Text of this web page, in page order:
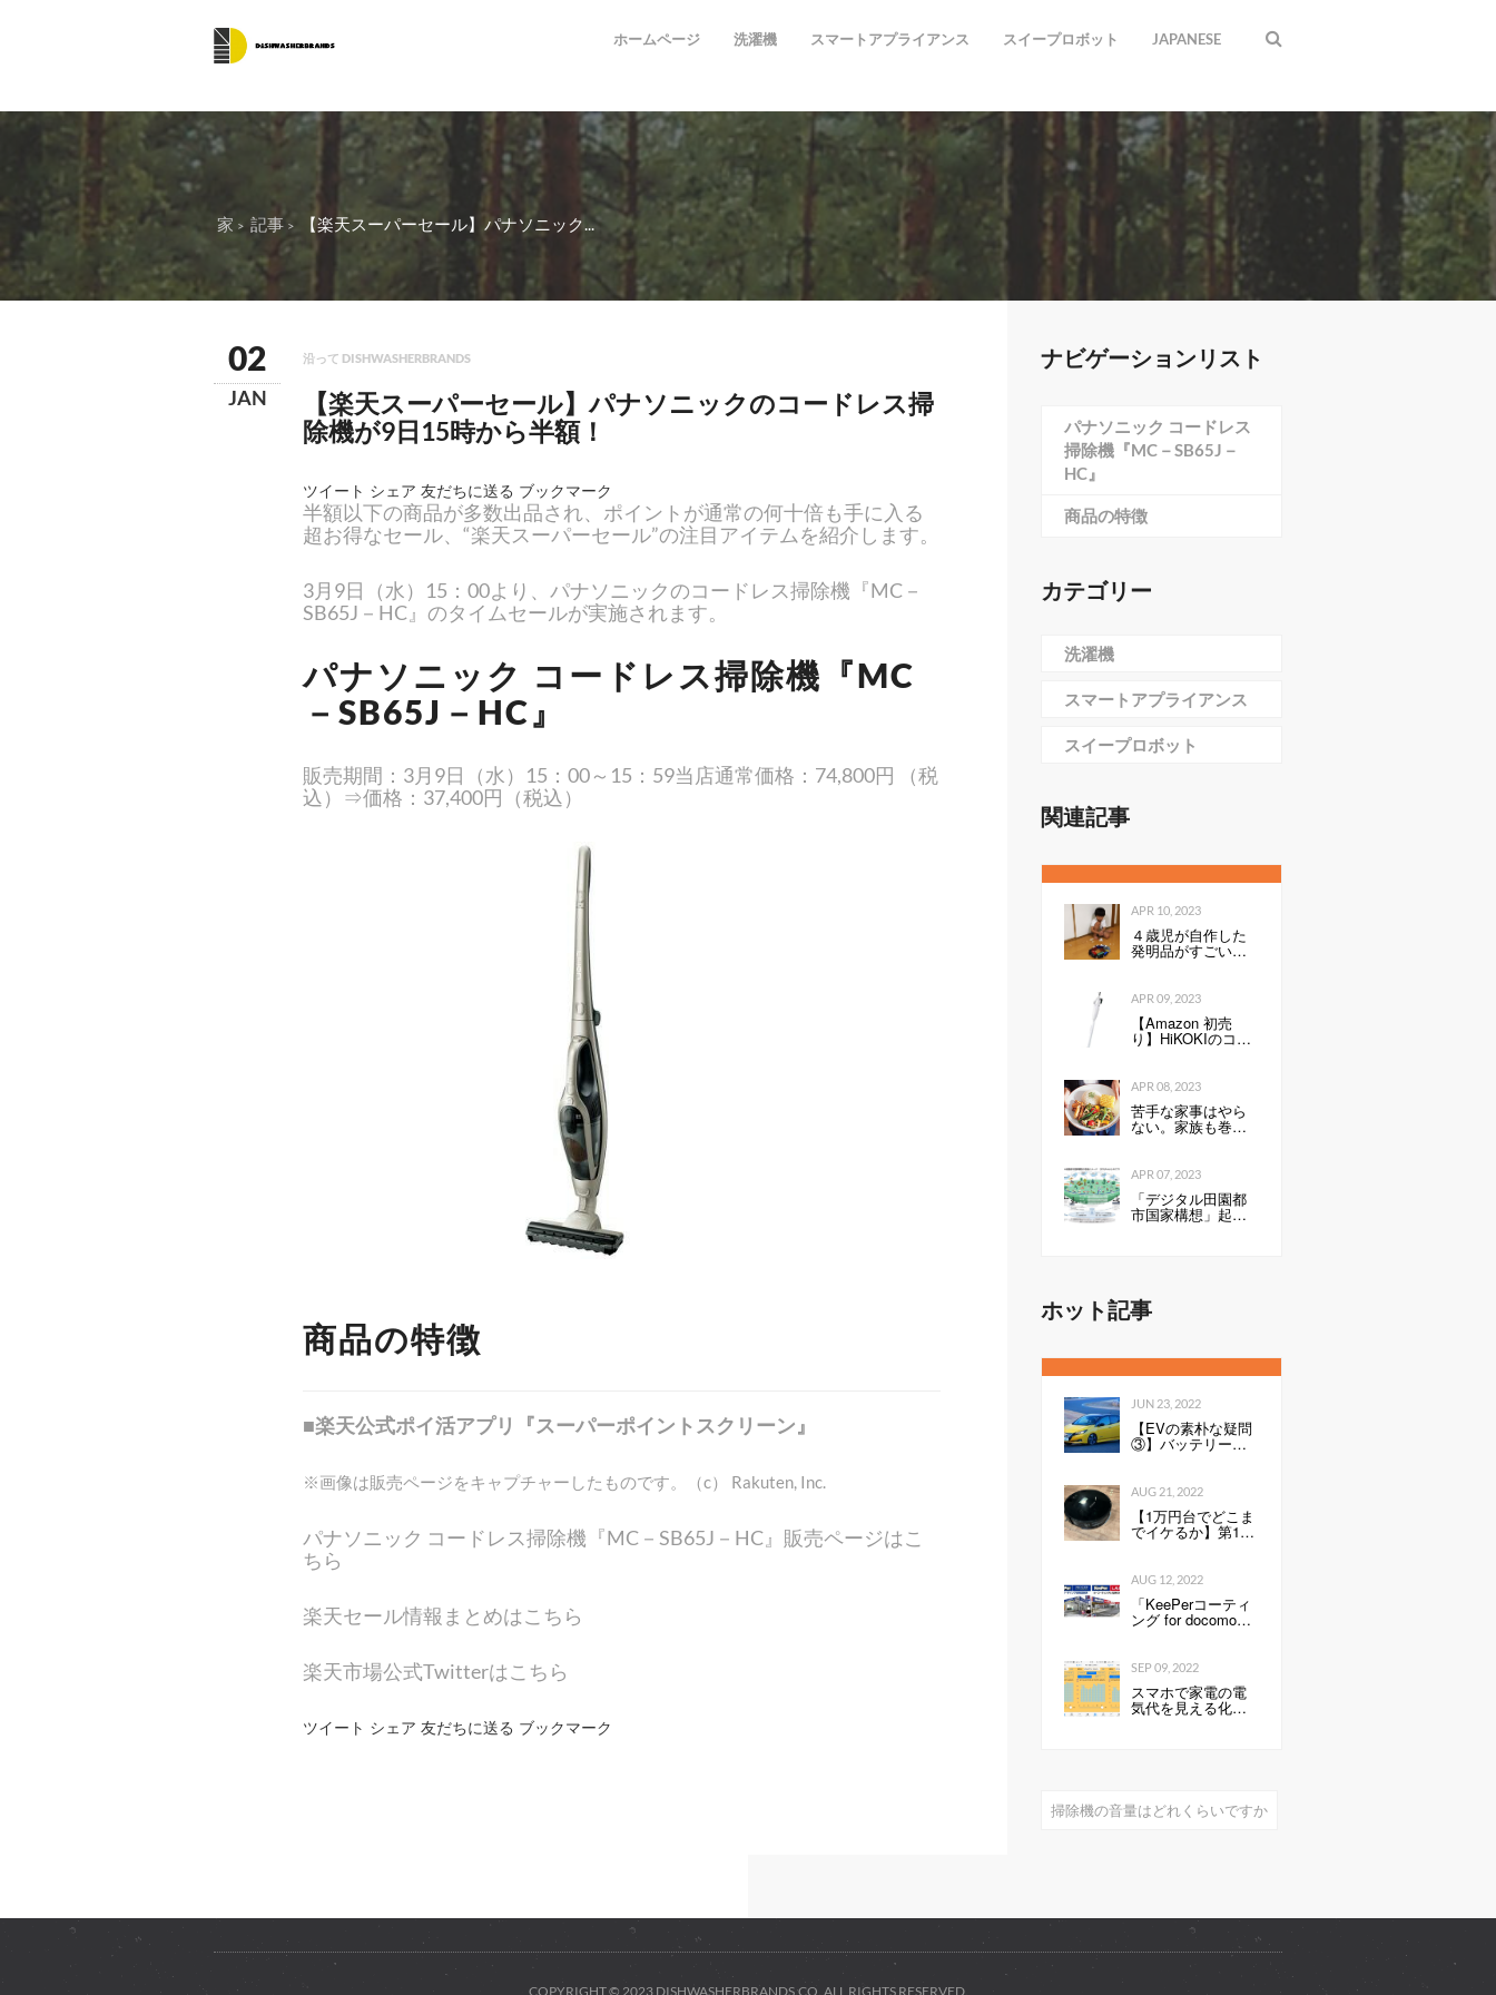
ホームページ 洗濯機 スマートアプライアンス スイープロボット JAPANESE
家 記事 【楽天スーパーセール】パナソニック...
02
JAN
沿って DISHWASHERBRANDS
【楽天スーパーセール】パナソニックのコードレス掃
除機が9日15時から半額！
ツイート シェア 友だちに送る ブックマーク
半額以下の商品が多数出品され、ポイントが通常の何十倍も手に入る
超お得なセール、“楽天スーパーセール”の注目アイテムを紹介します。
3月9日（水）15：00より、パナソニックのコードレス掃除機『MC－
SB65J－HC』のタイムセールが実施されます。
パナソニック コードレス掃除機『MC
－SB65J－HC』
販売期間：3月9日（水）15：00～15：59当店通常価格：74,800円 （税
込）⇒価格：37,400円（税込）
商品の特徴
■楽天公式ポイ活アプリ『スーパーポイントスクリーン』
※画像は販売ページをキャプチャーしたものです。（c） Rakuten, Inc.
パナソニック コードレス掃除機『MC－SB65J－HC』販売ページはこ
ちら
楽天セール情報まとめはこちら
楽天市場公式Twitterはこちら
ツイート シェア 友だちに送る ブックマーク
ナビゲーションリスト
パナソニック コードレス
掃除機『MC－SB65J－
HC』
商品の特徴
カテゴリー
洗濯機
スマートアプライアンス
スイープロボット
関連記事
APR 10, 2023
４歳児が自作した
発明品がすごい！
「天才すぎる」
ン」
APR 09, 2023
【Amazon 初売
り】HiKOKIのコー
ドレスクリーナー
円 軽量・小型で
お手入れ簡単モデ
ル（1/2 ページ）
APR 08, 2023
苦手な家事はやら
ない。家族も巻き
込んで心地よく暮
APR 07, 2023
「デジタル田園都
市国家構想」起
動 テレワーク、
ホット記事
JUN 23, 2022
【EVの素朴な疑問
③】バッテリーの
性能を表すkWh
何が良いのか。Ah
との違いは？ -
Webモーターマガ
ジン
AUG 21, 2022
【1万円台でどこま
でイケるか】第1
回：ルンバみたい
きロボット掃除機
（19800円）」の性
能は…
AUG 12, 2022
「KeePerコーティ
ング for docomo
select」発売開始の
コモショップで、
スマートフォンに
KeePerコーティン
グを行います 企業
SEP 09, 2022
スマホで家電の電
気代を見える化し
て分かったこと：
掃除機の音量はどれくらいですか
COPYRIGHT © 2023 DISHWASHERBRANDS.CO. ALL RIGHTS RESERVED.